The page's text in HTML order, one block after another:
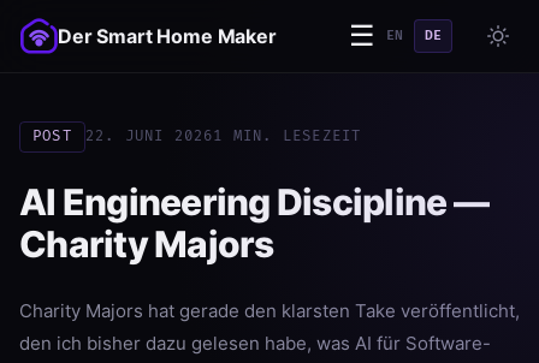
Der Smart Home Maker ☰ EN DE
POST 22. JUNI 20261 MIN. LESEZEIT
AI Engineering Discipline —
Charity Majors
Charity Majors hat gerade den klarsten Take veröffentlicht,
den ich bisher dazu gelesen habe, was AI für Software-